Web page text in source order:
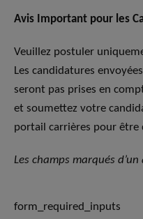
Avis Important pour les
Veuillez postuler
Les candidatures
seront pas prises en
et soumettez votre
portail carrières pour être
Les champs marqués
form_required_inputs